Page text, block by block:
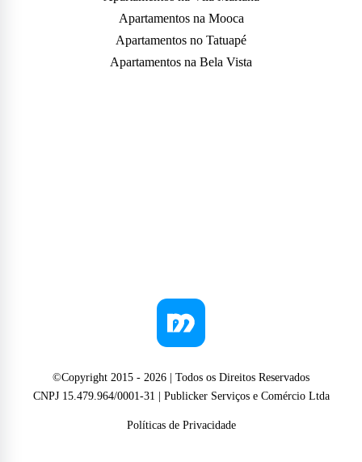
Apartamentos na Mooca
Apartamentos no Tatuapé
Apartamentos na Bela Vista
©Copyright 2015 - 2026 | Todos os Direitos Reservados
CNPJ 15.479.964/0001-31 | Publicker Serviços e Comércio Ltda
Políticas de Privacidade